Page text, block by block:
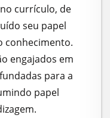
currículo, de
seu papel
conhecimento.
engajados em
para a
papel